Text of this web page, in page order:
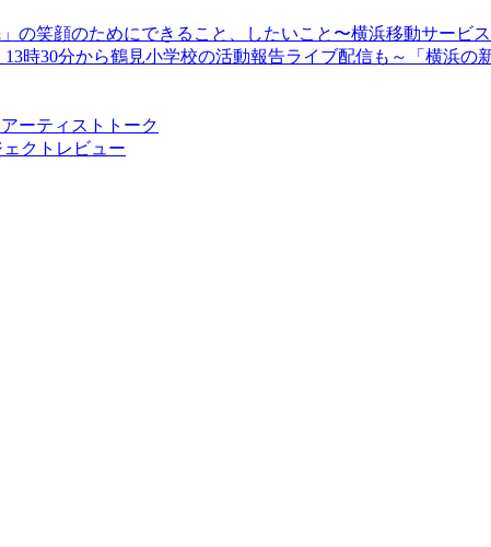
の笑顔のためにできること、したいこと〜横浜移動サービ
13時30分から鶴見小学校の活動報告ライブ配信も～「横浜
ーティストトーク
ェクトレビュー